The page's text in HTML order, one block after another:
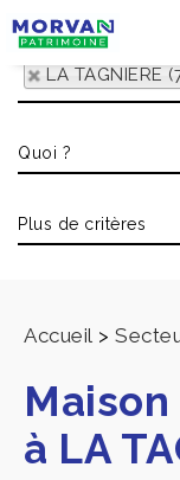
LA TAGNIERE
Accueil >
à LA